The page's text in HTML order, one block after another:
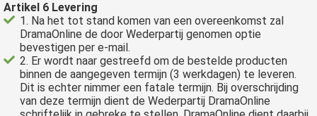
Artikel 6 Levering
1. Na het tot stand komen van een overeenkomst zal
DramaOnline de door Wederpartij genomen optie
bevestigen per e-mail.
2. Er wordt naar gestreefd om de bestelde producten
binnen de aangegeven termijn (3 werkdagen) te leveren.
Dit is echter nimmer een fatale termijn. Bij overschrijding
van deze termijn dient de Wederpartij DramaOnline